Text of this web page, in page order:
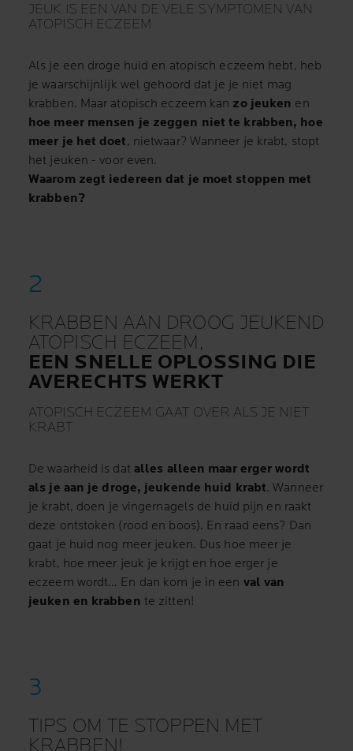
JEUK IS EEN VAN DE VELE SYMPTOMEN VAN
ATOPISCH ECZEEM
Als je een droge huid en atopisch eczeem hebt, heb
je waarschijnlijk wel gehoord dat je je niet mag
krabben. Maar atopisch eczeem kan zo jeuken en
hoe meer mensen je zeggen niet te krabben, hoe
meer je het doet, nietwaar? Wanneer je krabt, stopt
het jeuken - voor even.
Waarom zegt iedereen dat je moet stoppen met
krabben?
KRABBEN AAN DROOG JEUKEND
ATOPISCH ECZEEM,
EEN SNELLE OPLOSSING DIE
AVERECHTS WERKT
ATOPISCH ECZEEM GAAT OVER ALS JE NIET
KRABT
De waarheid is dat alles alleen maar erger wordt
als je aan je droge, jeukende huid krabt. Wanneer
je krabt, doen je vingernagels de huid pijn en raakt
deze ontstoken (rood en boos). En raad eens? Dan
gaat je huid nog meer jeuken. Dus hoe meer je
krabt, hoe meer jeuk je krijgt en hoe erger je
eczeem wordt… En dan kom je in een val van
jeuken en krabben te zitten!
TIPS OM TE STOPPEN MET
KRABBEN!